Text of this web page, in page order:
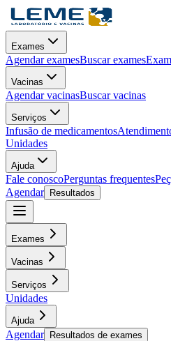
Exames
Agendar examesBuscar exames
Vacinas
Agendar vacinasBuscar vacinas
Serviços
Infusão de medicamentos
Unidades
Ajuda
Fale conoscoPerguntas frequentes
Agendar
Resultados
Exames
Vacinas
Serviços
Unidades
Ajuda
Agendar Resultados de exames